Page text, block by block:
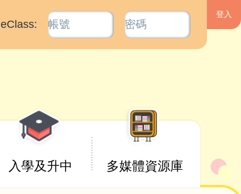
eClass:
入學及升中 多媒體資源庫